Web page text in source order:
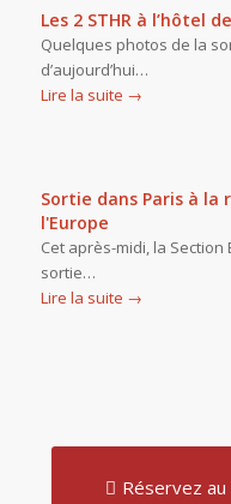
Les 2 STHR à l’hôtel
Quelques photos de la
d’aujourd’hui…
Lire la suite →
Sortie dans Paris à la
l'Europe
Cet après-midi, la
sortie…
Lire la suite →
Réservez